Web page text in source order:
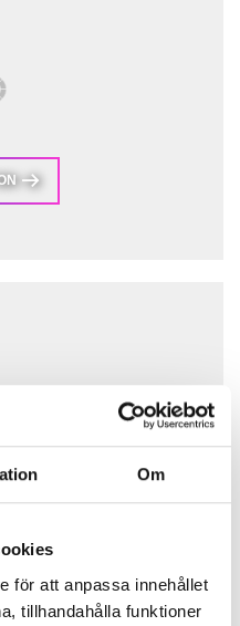
Om
för att anpassa innehållet
tillhandahålla funktioner